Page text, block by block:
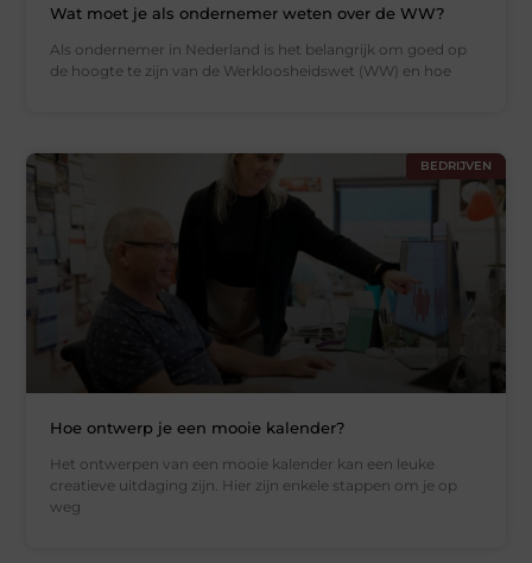
Wat moet je als ondernemer weten over de WW?
Als ondernemer in Nederland is het belangrijk om goed op
de hoogte te zijn van de Werkloosheidswet (WW) en hoe
BEDRIJVEN
Hoe ontwerp je een mooie kalender?
Het ontwerpen van een mooie kalender kan een leuke
creatieve uitdaging zijn. Hier zijn enkele stappen om je op
weg